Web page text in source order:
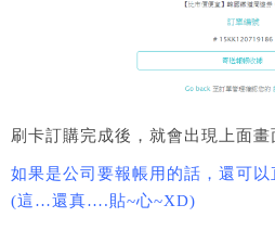
刷卡訂購完成後，就會出現上面畫
如果是公司要報帳用的話，還可
(這…還真….貼~心~XD)